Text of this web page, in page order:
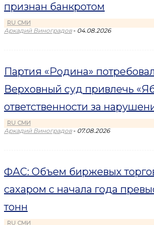
признан банкротом
RU СМИ
Аркадий Виноградов - 04.08.2026
Партия «Родина»
Верховный суд привлечь
ответственности за
RU СМИ
Аркадий Виноградов - 07.08.2026
ФАС: Объем биржевых
сахаром с начала года
тонн
RU СМИ